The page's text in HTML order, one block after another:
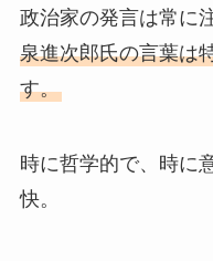
政治家の発言は常に
泉進次郎氏の言葉は
す。
時に哲学的で、時に
快。